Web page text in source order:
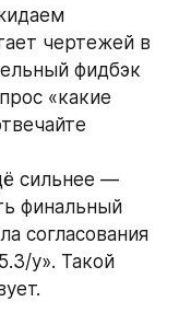
чертежей в
фидбэк
«какие
сильнее —
финальный
согласования
у». Такой